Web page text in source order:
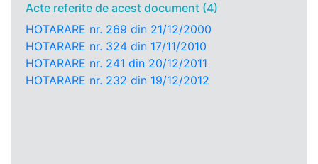
Acte referite de acest document (4)
HOTARARE nr. 269 din 21/12/2000
HOTARARE nr. 324 din 17/11/2010
HOTARARE nr. 241 din 20/12/2011
HOTARARE nr. 232 din 19/12/2012